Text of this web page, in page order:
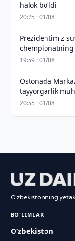
halok bo‘ldi
20:25 · 01/08
Prezidentimiz
19:59 · 01/08
Ostonada
tayyorgarlik
20:55 · 01/08
O'zbekistonning
BO'LIMLAR
O‘zbekiston